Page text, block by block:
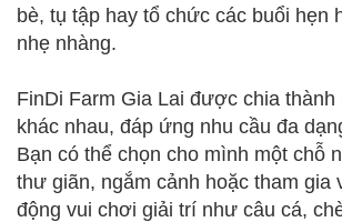
bè, tụ tập hay tổ chức các buổi hẹn
nhẹ nhàng.
FinDi Farm Gia Lai được chia
khác nhau, đáp ứng nhu cầu đa
Bạn có thể chọn cho mình một chỗ
thư giãn, ngắm cảnh hoặc tham gia
động vui chơi giải trí như câu cá,